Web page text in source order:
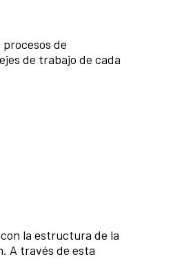
de
de trabajo de cada
la estructura de la
A través de esta